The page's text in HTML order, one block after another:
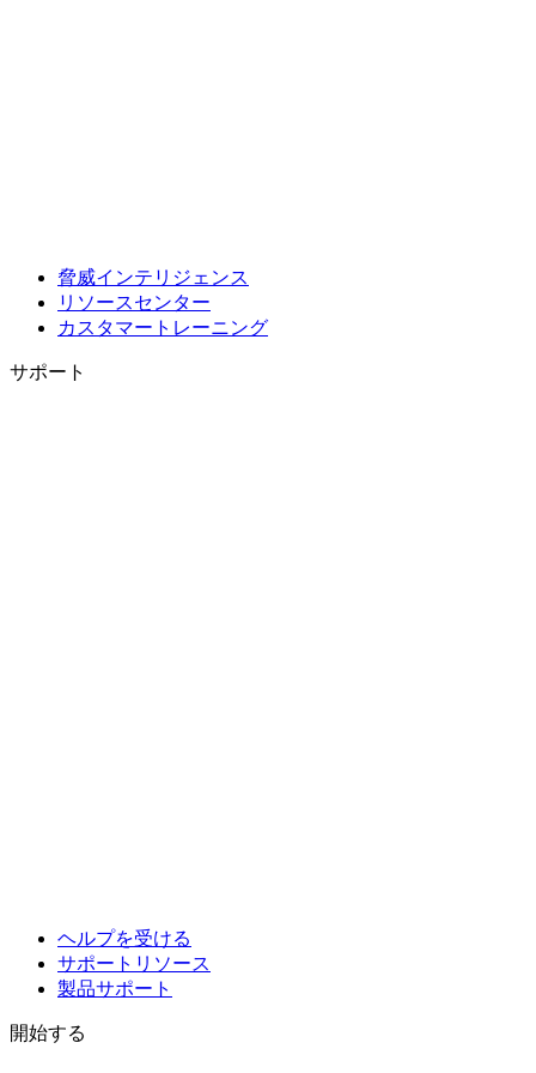
脅威インテリジェンス
リソースセンター
カスタマートレーニング
サポート
ヘルプを受ける
サポートリソース
製品サポート
開始する